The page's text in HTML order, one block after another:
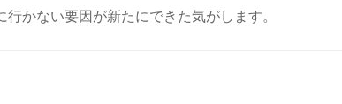
行かない要因が新たにできた気がします。